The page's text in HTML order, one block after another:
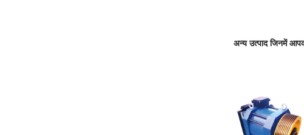
अन्य उत्पाद जिनमें